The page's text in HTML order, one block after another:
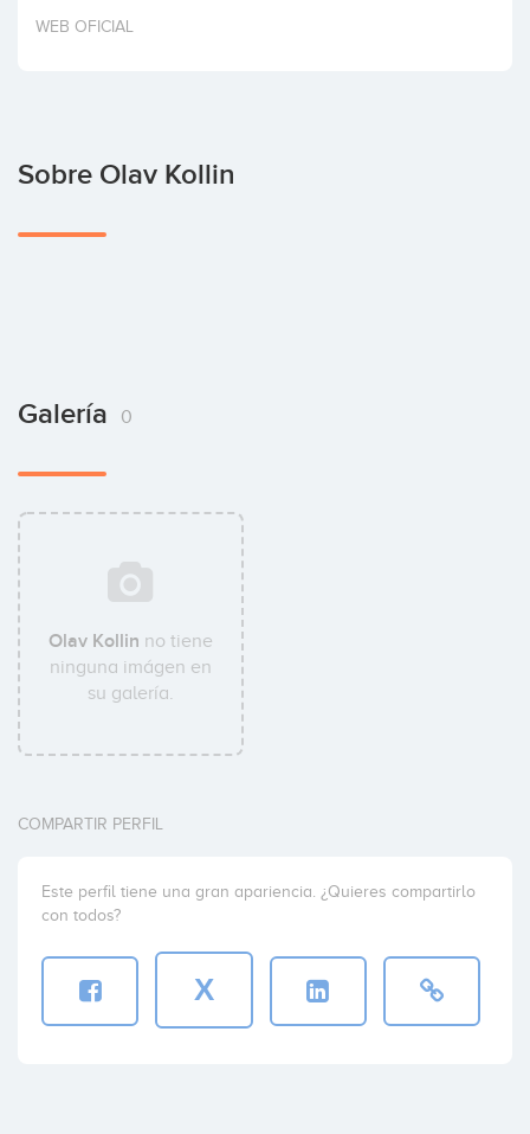
Invertir
WEB OFICIAL
Sobre Olav Kollin
Galería 0
Olav Kollin no tiene
ninguna imágen en
su galería.
COMPARTIR PERFIL
Este perfil tiene una gran apariencia. ¿Quieres compartirlo
con todos?
X